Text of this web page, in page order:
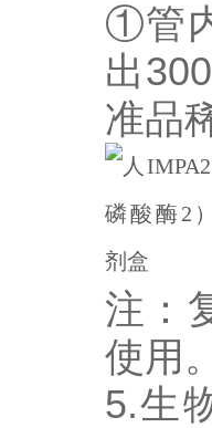
①管
出
准品
注：
使用
5.生